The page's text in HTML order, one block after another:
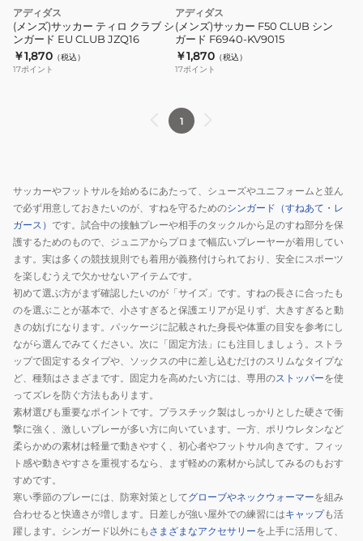
ロ
ク
ラ
ブ
CLUB
JZQ16
アディダス
(メンズ)サッカー ティロ クラブ シ
ンガード EU CLUB JZQ16
￥1,870 （税込）
17ポイント
シ
ン
ガ
ー
KV9015
ブ
ラ
ッ
ク
アディダス
(メンズ)サッカー F50 CLUB シン
ガード F6940-KV9015
￥1,870 （税込）
17ポイント
1
サッカーやフットサルを始めるにあたって、シューズやユニフォームと並ん
で必ず用意しておきたいのが、すねを守るためのシンガード（すねあて・レ
ガース） です。試合中の接触プレーや相手のタックルから足のすね部分を保
護するためのもので、ジュニアからプロまで幅広いプレーヤーが着用してい
ます。実は多くの競技規則でも着用が義務付けられており、安全にスポーツ
を楽しむうえで欠かせないアイテムです。
初めて選ぶ方がまず確認したいのが「サイズ」です。すねの長さに合ったも
のを選ぶことが基本で、小さすぎると保護エリアが足りず、大きすぎると動
きの妨げになります。パッケージに記載された身長や体重の目安を参考にし
ながら選んでみてください。次に「固定方法」にも注目しましょう。ストラ
ップで固定するタイプや、ソックスの中に差し込むだけのスリムなタイプな
ど、種類はさまざまです。固定力を高めたい方には、専用のストッパーを使
ってズレを防ぐ方法もあります。
素材選びも重要なポイントです。プラスチック製はしっかりとした硬さで衝
撃に強く、激しいプレーが多い方に向いています。一方、ポリウレタンなど
柔らかめの素材は軽量で動きやすく、初心者やフットサル向きです。フィッ
ト感や動きやすさを重視するなら、まず軽めの素材から試してみるのもおす
すめです。
寒い季節のプレーには、防寒対策としてグローブやネックウォーマーを組み
合わせると快適さが増します。日差しが強い屋外での練習にはキャップも活
躍します。シンガード以外にも さまざまなアクセサリーを上手に活用して、